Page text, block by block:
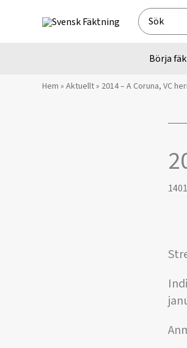
Search
for:
Börja
Hem » Aktuellt» 2014 – A Coruna, VC